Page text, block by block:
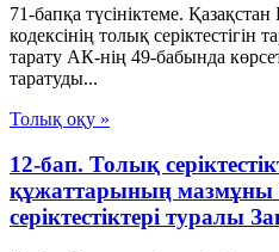
71-бапқа түсініктеме.
кодексінің толық серіктестігін
тарату АК-нің 49-бабында
таратуды...
Толық оқу »
12-бап. Толық
құжаттарының
серіктестіктері туралы